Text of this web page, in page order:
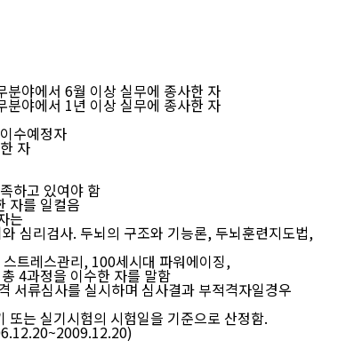
야에서 6월 이상 실무에 종사한 자
야에서 1년 이상 실무에 종사한 자
수예정자
자
하고 있여야 함
자를 일컬음
는
리검사. 두뇌의 구조와 기능론, 두뇌훈련지도법,
레스관리, 100세시대 파워에이징,
과정을 이수한 자를 말함
류심사를 실시하며 심사결과 부적격자일경우
는 실기시험의 시험일을 기준으로 산정함.